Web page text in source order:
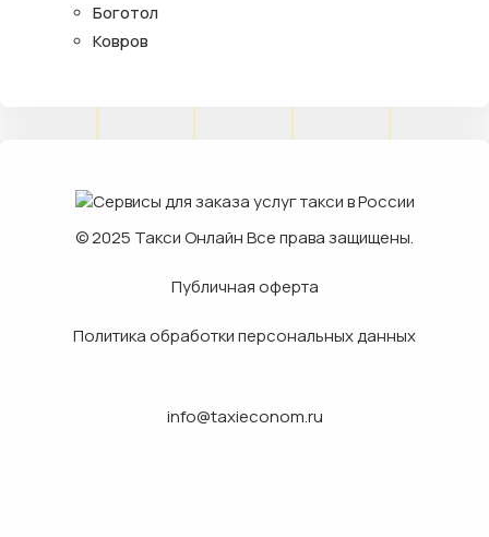
Боготол
Ковров
© 2025 Такси ОнлайнВсе права защищены.
Публичная оферта
Политика обработки персональных данных
info@taxieconom.ru